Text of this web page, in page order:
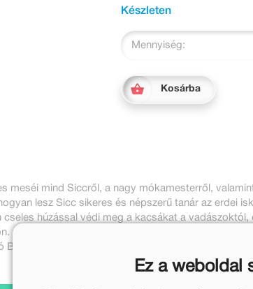
Készleten
Mennyiség:
Kosárba
meséi mind Siccről, a nagy mókamesterről,
lesz Sicc sikeres és népszerű tanár az erdei
cseles húzással védi meg a kacsákat a vadászoktól,
illusztrálta.
Ez a weboldal